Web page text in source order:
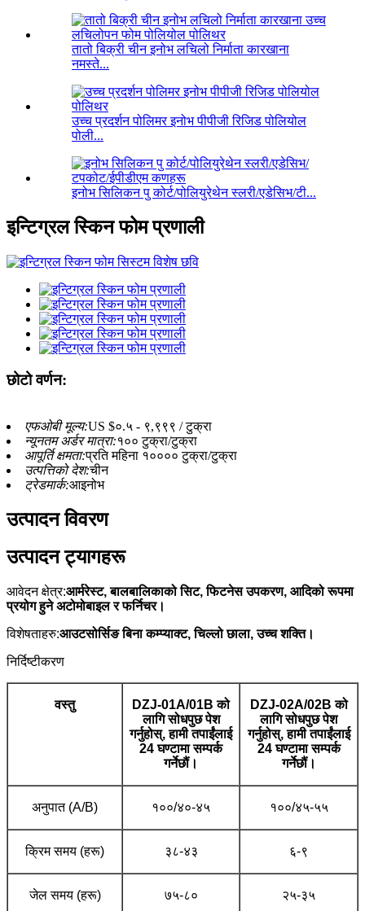
तातो बिक्री चीन इनोभ लचिलो निर्माता कारखाना
नमस्ते...
उच्च प्रदर्शन पोलिमर इनोभ पीपीजी रिजिड पोलियोल
पोली...
इनोभ सिलिकन पु कोर्ट/पोलियुरेथेन स्लरी/एडेसिभ/टी...
इन्टिग्रल स्किन फोम प्रणाली
छोटो वर्णन:
एफओबी मूल्य:US $०.५ - ९,९९९ / टुक्रा
न्यूनतम अर्डर मात्रा:१०० टुक्रा/टुक्रा
आपूर्ति क्षमता:प्रति महिना १०००० टुक्रा/टुक्रा
उत्पत्तिको देश:चीन
ट्रेडमार्क:आइनोभ
उत्पादन विवरण
उत्पादन ट्यागहरू
आवेदन क्षेत्र:आर्मरेस्ट, बालबालिकाको सिट, फिटनेस उपकरण, आदिको रूपमा
प्रयोग हुने अटोमोबाइल र फर्निचर।
विशेषताहरु:आउटसोर्सिङ बिना कम्प्याक्ट, चिल्लो छाला, उच्च शक्ति।
निर्दिष्टीकरण
वस्तु
DZJ-01A/01B को
लागि सोधपुछ पेश
गर्नुहोस्, हामी तपाईंलाई
24 घण्टामा सम्पर्क
गर्नेछौं।
DZJ-02A/02B को
लागि सोधपुछ पेश
गर्नुहोस्, हामी तपाईंलाई
24 घण्टामा सम्पर्क
गर्नेछौं।
अनुपात (A/B) १००/४०-४५ १००/४५-५५
क्रिम समय (हरू) ३८-४३ ६-९
जेल समय (हरू) ७५-८० २५-३५